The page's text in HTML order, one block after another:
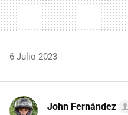
6 Julio 2023
John Fernández